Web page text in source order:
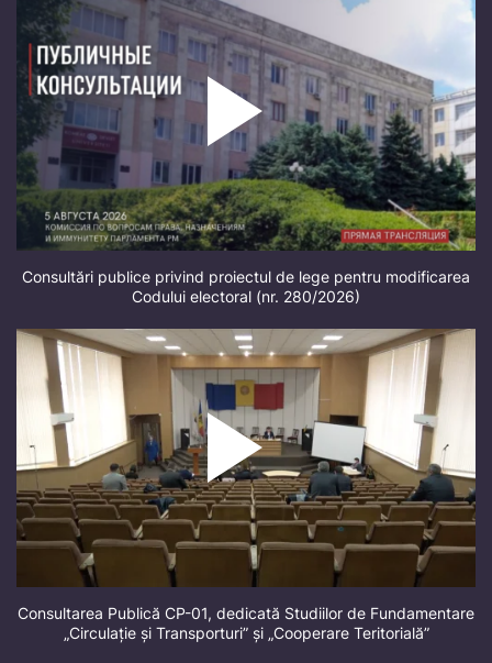
Consultări publice privind proiectul de lege pentru modificarea
Codului electoral (nr. 280/2026)
Consultarea Publică CP-01, dedicată Studiilor de Fundamentare
„Circulație și Transporturi” și „Cooperare Teritorială”